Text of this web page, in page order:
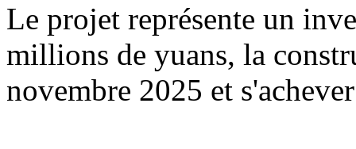
Le projet représente un
millions de yuans, la
novembre 2025 et